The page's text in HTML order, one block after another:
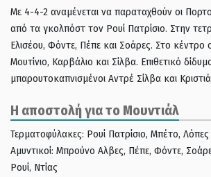
Με 4-4-2 αναμένεται να παραταχθούν οι
από τα γκολπόστ τον Ρουί Πατρίσιο. Στην
Ελισέου, Φόντε, Πέπε και Σοάρες. Στο κέντρο
Μουτίνιο, Καρβάλιο και Σίλβα. Επιθετικό
μπαρουτοκαπνισμένοι Αντρέ Σίλβα και
Η αποστολή για το Μουντιάλ
Τερματοφύλακες: Ρουί Πατρίσιο, Μπέτο, Λόπες
Αμυντικοί: Μπρούνο Αλβες, Πέπε, Φόντε,
Ρουί, Ντίας